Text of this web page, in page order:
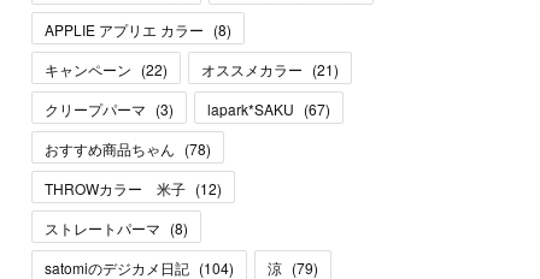
APPLIE アプリエ カラー (8)
キャンペーン (22) オススメカラー (21)
クリープパーマ (3) lapark*SAKU (67)
おすすめ商品ちゃん (78)
THROWカラー 米子 (12)
ストレートパーマ (8)
satomiのデジカメ日記 (104) 涼 (79)